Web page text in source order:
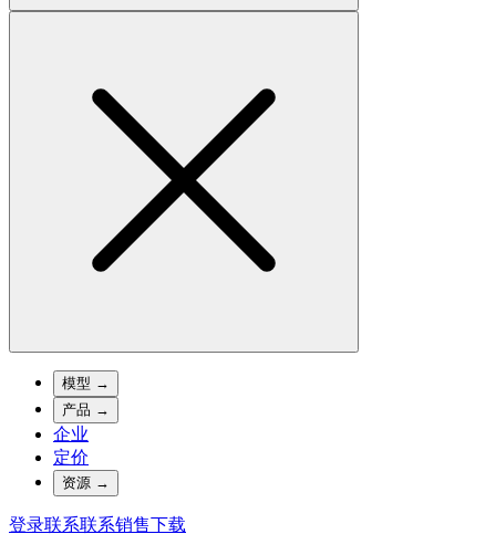
模型 →
产品 →
企业
定价
资源 →
登录联系联系销售下载